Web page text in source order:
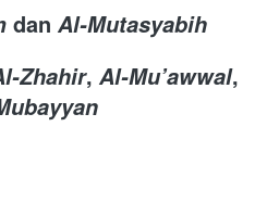
dan Al-Mutasyabih
Zhahir, Al-Mu’awwal,